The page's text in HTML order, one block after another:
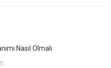
Nasıl Olmalı